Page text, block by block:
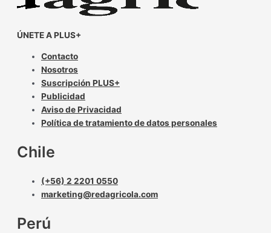
ÚNETE A PLUS+
Contacto
Nosotros
Suscripción PLUS+
Publicidad
Aviso de Privacidad
Política de tratamiento de datos personales
Chile
(+56) 2 2201 0550
marketing@redagricola.com
Perú